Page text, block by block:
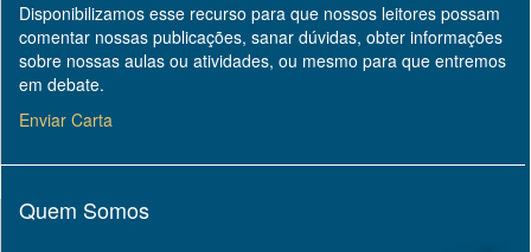
Disponibilizamos esse recurso para que nossos leitores possam
comentar nossas publicações, sanar dúvidas, obter informações
sobre nossas aulas ou atividades, ou mesmo para que entremos
em debate.
Enviar Carta
Quem Somos